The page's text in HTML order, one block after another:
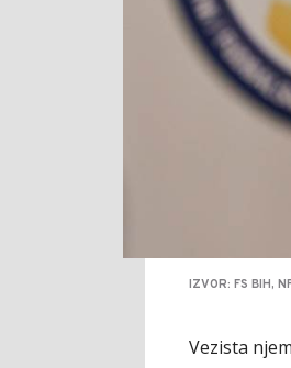
IZVOR: FS BIH,
Vezista